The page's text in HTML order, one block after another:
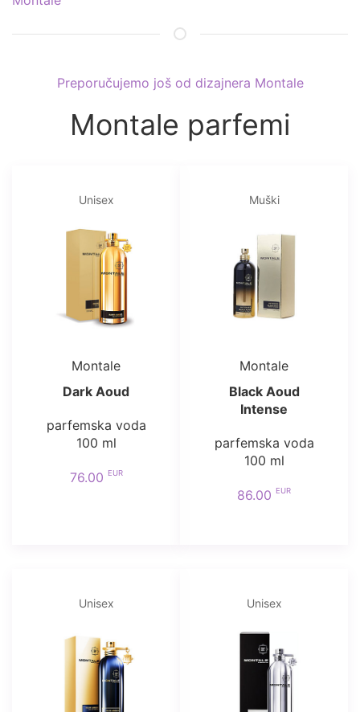
Preporučujemo još od dizajnera Montale
Montale parfemi
Unisex
Montale
Dark Aoud
parfemska voda
100 ml
76.00 EUR
Muški
Montale
Black Aoud
Intense
parfemska voda
100 ml
86.00 EUR
Unisex Unisex